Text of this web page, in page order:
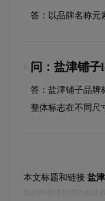
答：以品牌名称元
6. 问：盐津铺子
答：盐津铺子品牌
整体标志在不同尺
本文标题和链接 盐